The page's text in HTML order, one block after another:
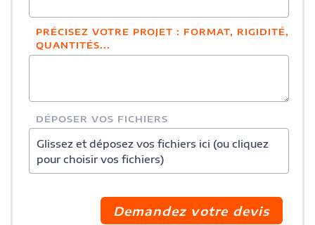
PRÉCISEZ VOTRE PROJET : FORMAT, RIGIDITÉ,
QUANTITÉS...
DÉPOSER VOS FICHIERS
Glissez et déposez vos fichiers ici (ou cliquez
pour choisir vos fichiers)